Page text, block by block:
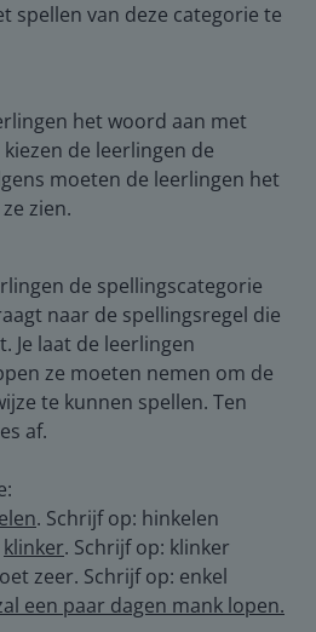
spellen van deze categorie te
het woord aan met
de leerlingen de
moeten de leerlingen het
zien.
de spellingscategorie
naar de spellingsregel die
Je laat de leerlingen
ze moeten nemen om de
te kunnen spellen. Ten
af.
. Schrijf op: hinkelen
klinker. Schrijf op: klinker
zeer. Schrijf op: enkel
een paar dagen mank lopen.